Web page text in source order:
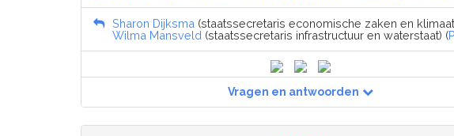
Sharon Dijksma (staatssecretaris economische zaken en
Wilma Mansveld (staatssecretaris infrastructuur en waterstaat) (
Vragen en antwoorden